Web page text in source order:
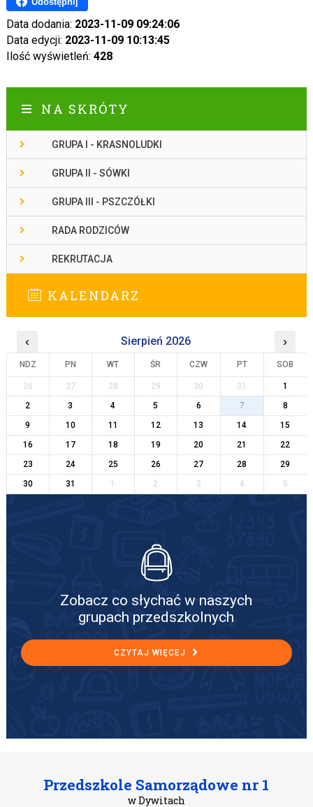
Data dodania: 2023-11-09 09:24:06
Data edycji: 2023-11-09 10:13:45
Ilość wyświetleń: 428
NA SKRÓTY
GRUPA I - KRASNOLUDKI
GRUPA II - SÓWKI
GRUPA III - PSZCZÓŁKI
RADA RODZICÓW
REKRUTACJA
KALENDARZ
‹ Sierpień 2026 ›
NDZ PN WT ŚR CZW PT SOB
26 27 28 29 30 31
1
2
3 4 5 6 7
8
9
10 11 12 13 14
15
16
17 18 19 20 21
22
23
24 25 26 27 28
29
30
31 1 2 3 4 5
Zobacz co słychać w naszych
grupach przedszkolnych
CZYTAJ WIĘCEJ
Przedszkole Samorządowe nr 1
w Dywitach